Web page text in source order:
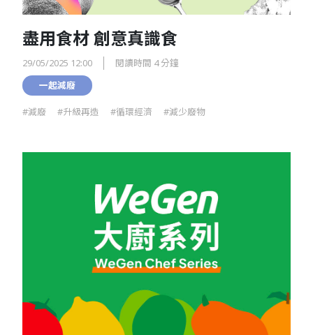
盡用食材 創意真識食
29/05/2025 12:00
閱讀時間 4 分鐘
一起減廢
#減廢 #升級再造 #循環經濟 #減少廢物